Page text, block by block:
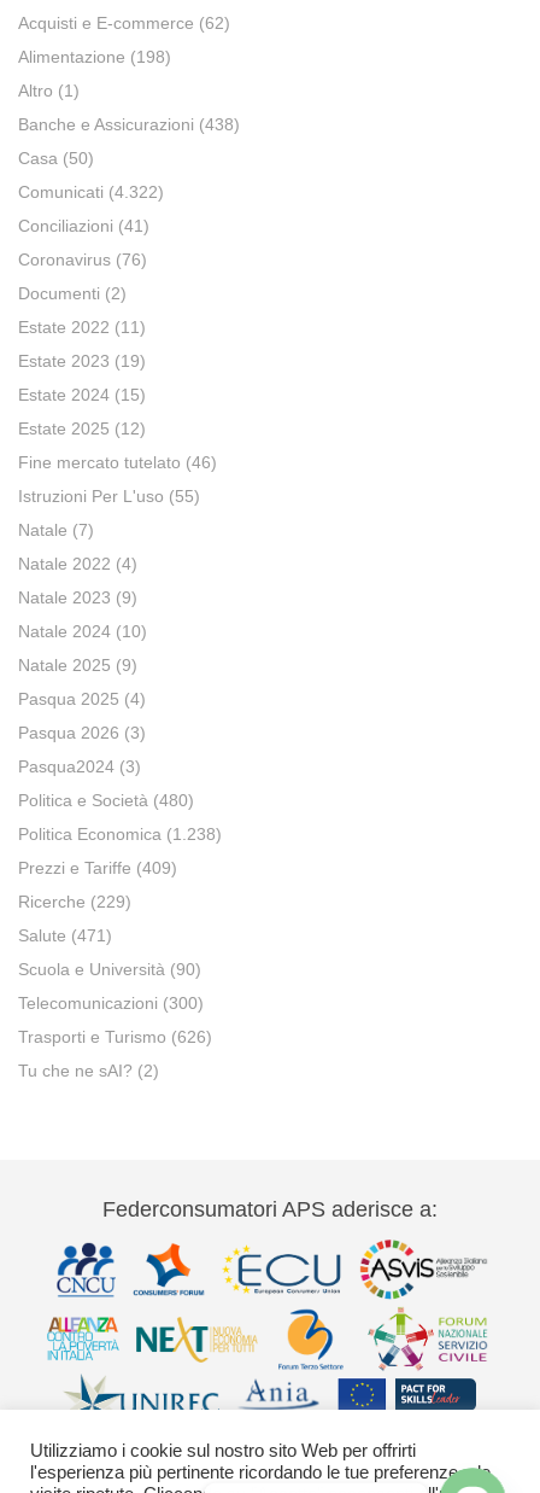
Acquisti e E-commerce (62)
Alimentazione (198)
Altro (1)
Banche e Assicurazioni (438)
Casa (50)
Comunicati (4.322)
Conciliazioni (41)
Coronavirus (76)
Documenti (2)
Estate 2022 (11)
Estate 2023 (19)
Estate 2024 (15)
Estate 2025 (12)
Fine mercato tutelato (46)
Istruzioni Per L'uso (55)
Natale (7)
Natale 2022 (4)
Natale 2023 (9)
Natale 2024 (10)
Natale 2025 (9)
Pasqua 2025 (4)
Pasqua 2026 (3)
Pasqua2024 (3)
Politica e Società (480)
Politica Economica (1.238)
Prezzi e Tariffe (409)
Ricerche (229)
Salute (471)
Scuola e Università (90)
Telecomunicazioni (300)
Trasporti e Turismo (626)
Tu che ne sAI? (2)
Federconsumatori APS aderisce a:
Utilizziamo i cookie sul nostro sito Web per offrirti
l'esperienza più pertinente ricordando le tue preferenze e le